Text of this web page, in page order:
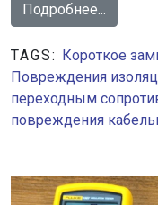
Подробнее...
TAGS: Короткое
Повреждения
переходным
повреждения